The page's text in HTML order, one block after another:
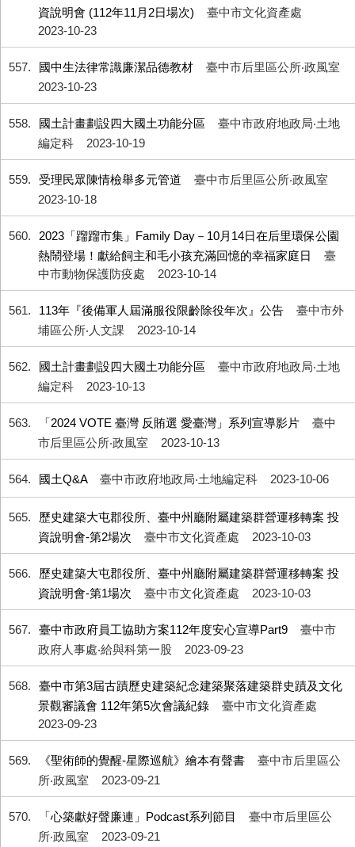
資說明會 (112年11月2日場次)
臺中市文化資產處
2023-10-23
557 國中生法律常識廉潔品德教材
臺中市后里區公所‧政風室
2023-10-23
558 國土計畫劃設四大國土功能分區
臺中市政府地政局‧土地
編定科
2023-10-19
559 受理民眾陳情檢舉多元管道
臺中市后里區公所‧政風室
2023-10-18
560
2023「蹓蹓市集」Family Day－10月14日在后里環保公園
熱鬧登場！獻給飼主和毛小孩充滿回憶的幸福家庭日
臺
中市動物保護防疫處
2023-10-14
561 113年『後備軍人屆滿服役限齡除役年次』公告
臺中市外
埔區公所‧人文課
2023-10-14
562 國土計畫劃設四大國土功能分區
臺中市政府地政局‧土地
編定科
2023-10-13
563 「2024 VOTE 臺灣 反賄選 愛臺灣」系列宣導影片
臺中
市后里區公所‧政風室
2023-10-13
564 國土Q&A 臺中市政府地政局‧土地編定科 2023-10-06
565
歷史建築大屯郡役所、臺中州廳附屬建築群營運移轉案 投
資說明會-第2場次
臺中市文化資產處 2023-10-03
566
歷史建築大屯郡役所、臺中州廳附屬建築群營運移轉案 投
資說明會-第1場次
臺中市文化資產處 2023-10-03
567 臺中市政府員工協助方案112年度安心宣導Part9
臺中市
政府人事處‧給與科第一股
2023-09-23
568
臺中市第3屆古蹟歷史建築紀念建築聚落建築群史蹟及文化
景觀審議會 112年第5次會議紀錄
臺中市文化資產處
2023-09-23
569 《聖術師的覺醒-星際巡航》繪本有聲書
臺中市后里區公
所‧政風室
2023-09-21
570 「心築獻好聲廉連」Podcast系列節目
臺中市后里區公
所‧政風室
2023-09-21